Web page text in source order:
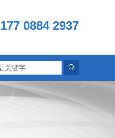
177 0884 2937